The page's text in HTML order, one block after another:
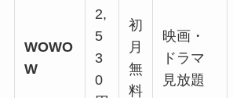
WOWO
W
2,
5
3
0
初
月
無
料
映画・
ドラマ
見放題